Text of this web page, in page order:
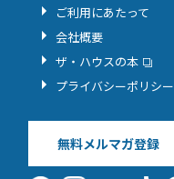
ご利用にあたって
会社概要
ザ・ハウスの本
プライバシーポリシー
無料メルマガ登録